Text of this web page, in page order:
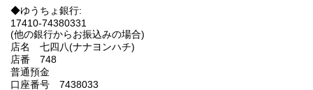
◆ゆうちょ銀行:
17410-74380331
(他の銀行からお振込みの場合)
店名 七四八(ナナヨンハチ)
店番 748
普通預金
口座番号 7438033